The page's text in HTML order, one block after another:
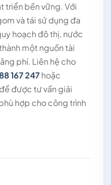
triển bền vững. Với
và tái sử dụng đa
hoạch đô thị, nước
một nguồn tài
phí. Liên hệ cho
167 247hoặc
để được tư vấn giải
hợp cho công trình